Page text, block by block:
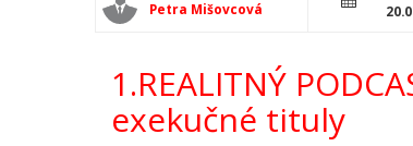
Petra Mišovcová
1.REALITNÝ
exekučné tituly